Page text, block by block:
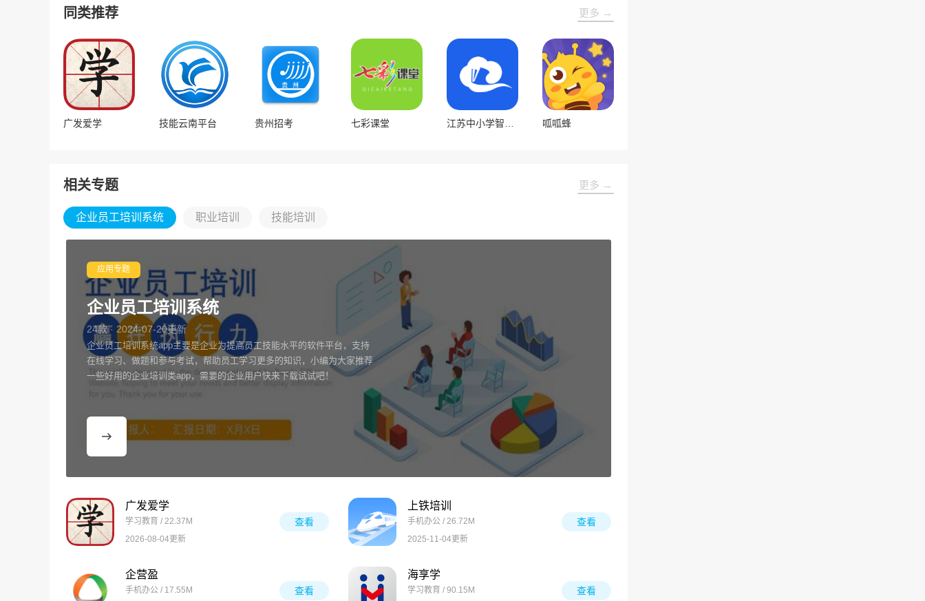
同类推荐 更多 →
广发爱学 技能云南平台 贵州招考 七彩课堂 呱呱蜂
相关专题 更多 →
企业员工培训系统 职业培训 技能培训
应用专题
企业员工培训系统
24款 · 2024-07-20更新
企业员工培训系统app主要是企业为提高员工技能水平的软件平台，支持
在线学习、做题和参与考试，帮助员工学习更多的知识，小编为大家推荐
一些好用的企业培训类app，需要的企业用户快来下载试试吧！
广发爱学
学习教育 / 22.37M
2026-08-04更新
查看
上铁培训
手机办公 / 26.72M
2025-11-04更新
查看
企营盈
手机办公 / 17.55M 查看
海享学
学习教育 / 90.15M 查看